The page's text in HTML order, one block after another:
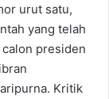
urut satu,
yang telah
presiden
Kritik